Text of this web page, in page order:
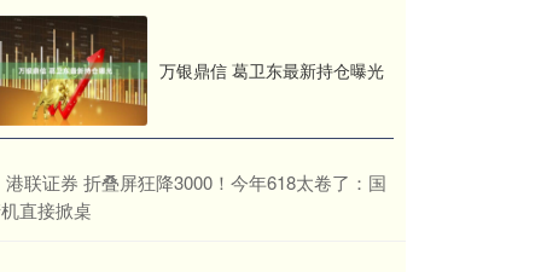
万银鼎信 葛卫东最新持仓曝光
​港联证券 折叠屏狂降3000！今年618太卷了：国
直接掀桌